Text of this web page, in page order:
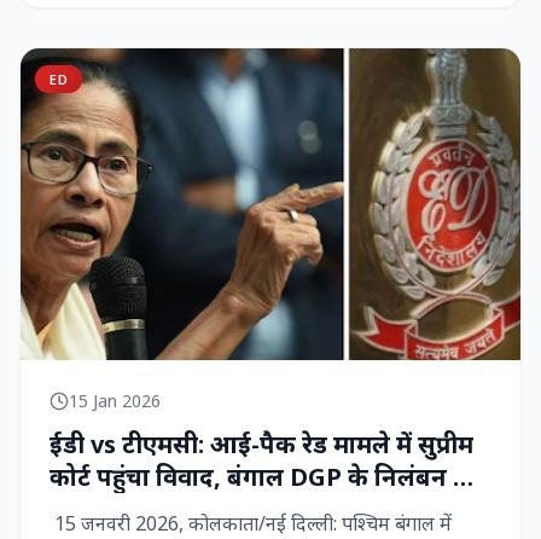
ED
15 Jan 2026
ईडी vs टीएमसी: आई-पैक रेड मामले में सुप्रीम
कोर्ट पहुंचा विवाद, बंगाल DGP के निलंबन की
मांग, कलकत्ता हाईकोर्ट में CBI छापेमारी
15 जनवरी 2026, कोलकाता/नई दिल्ली: पश्चिम बंगाल में